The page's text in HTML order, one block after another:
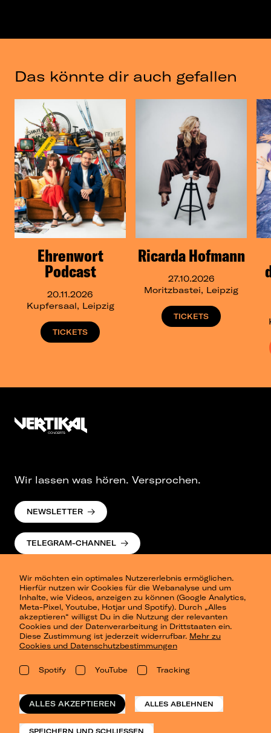
Das könnte dir auch gefallen
Ehrenwort
Podcast
20.11.2026
Kupfersaal, Leipzig
TICKETS
Ricarda Hofmann
27.10.2026
Moritzbastei, Leipzig
TICKETS
Wir möchten ein optimales Nutzererlebnis ermöglichen.
Hierfür nutzen wir Cookies für die Webanalyse und um
Inhalte, wie Videos, anzeigen zu können (Google Analytics,
Meta-Pixel, Youtube, Hotjar und Spotify). Durch „Alles
akzeptieren“ willigst Du in die Nutzung der relevanten
Cookies und der Datenverarbeitung in Drittstaaten ein.
Diese Zustimmung ist jederzeit widerrufbar. Mehr zu
Cookies und Datenschutzbestimmungen
Spotify YouTube Tracking
ALLES AKZEPTIEREN ALLES ABLEHNEN
SPEICHERN UND SCHLIESSEN
Wir lassen was hören. Versprochen.
NEWSLETTER
TELEGRAM-CHANNEL
Presse
Berlin
Dresden
Leipzig
Konzertsommer Petersberg
Vergangene Shows
o_team
Datenschutz